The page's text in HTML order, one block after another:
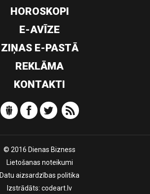
HOROSKOPI
E-AVĪZE
ZIŅAS E-PASTĀ
REKLĀMA
KONTAKTI
© 2016 Dienas Bizness
Lietošanas noteikumi
Datu aizsardzības politika
Izstrādāts: codeart.lv